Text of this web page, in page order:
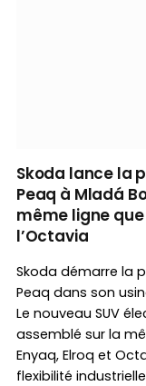
Skoda lance la
Peaq à Mladá
même ligne que
l’Octavia
Skoda démarre la
Peaq dans son
Le nouveau SUV
assemblé sur la
Enyaq, Elroq et
flexibilité